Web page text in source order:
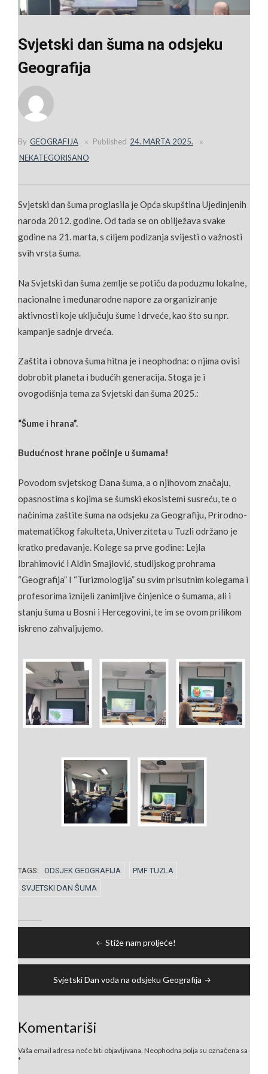
Svjetski dan šuma na odsjeku
Geografija
By GEOGRAFIJA Published 24. MARTA 2025.
NEKATEGORISANO
Svjetski dan šuma proglasila je Opća skupština Ujedinjenih
naroda 2012. godine. Od tada se on obilježava svake
godine na 21. marta, s ciljem podizanja svijesti o važnosti
svih vrsta šuma.
Na Svjetski dan šuma zemlje se potiču da poduzmu lokalne,
nacionalne i međunarodne napore za organiziranje
aktivnosti koje uključuju šume i drveće, kao što su npr.
kampanje sadnje drveća.
Zaštita i obnova šuma hitna je i neophodna: o njima ovisi
dobrobit planeta i budućih generacija. Stoga je i
ovogodišnja tema za Svjetski dan šuma 2025.:
“Šume i hrana”.
Budućnost hrane počinje u šumama!
Povodom svjetskog Dana šuma, a o njihovom značaju,
opasnostima s kojima se šumski ekosistemi susreću, te o
načinima zaštite šuma na odsjeku za Geografiju, Prirodno-
matematičkog fakulteta, Univerziteta u Tuzli održano je
kratko predavanje. Kolege sa prve godine: Lejla
Ibrahimović i Aldin Smajlović, studijskog prohrama
“Geografija” I “Turizmologija” su svim prisutnim kolegama i
profesorima iznijeli zanimljive činjenice o šumama, ali i
stanju šuma u Bosni i Hercegovini, te im se ovom prilikom
iskreno zahvaljujemo.
TAGS: ODSJEK GEOGRAFIJA
PMF TUZLA
SVJETSKI DAN ŠUMA
Stiže nam proljeće!
Svjetski Dan voda na odsjeku Geografija
Komentariši
Vaša email adresa neće biti objavljivana. Neophodna polja su označena sa
*